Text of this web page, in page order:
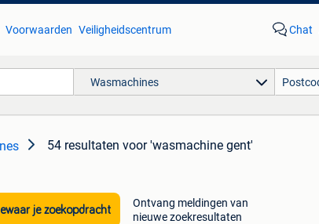
Voorwaarden Veiligheidscentrum Chat
Wasmachines
54 resultaten voor 'wasmachine gent'
je zoekopdracht
Ontvang meldingen van
nieuwe zoekresultaten